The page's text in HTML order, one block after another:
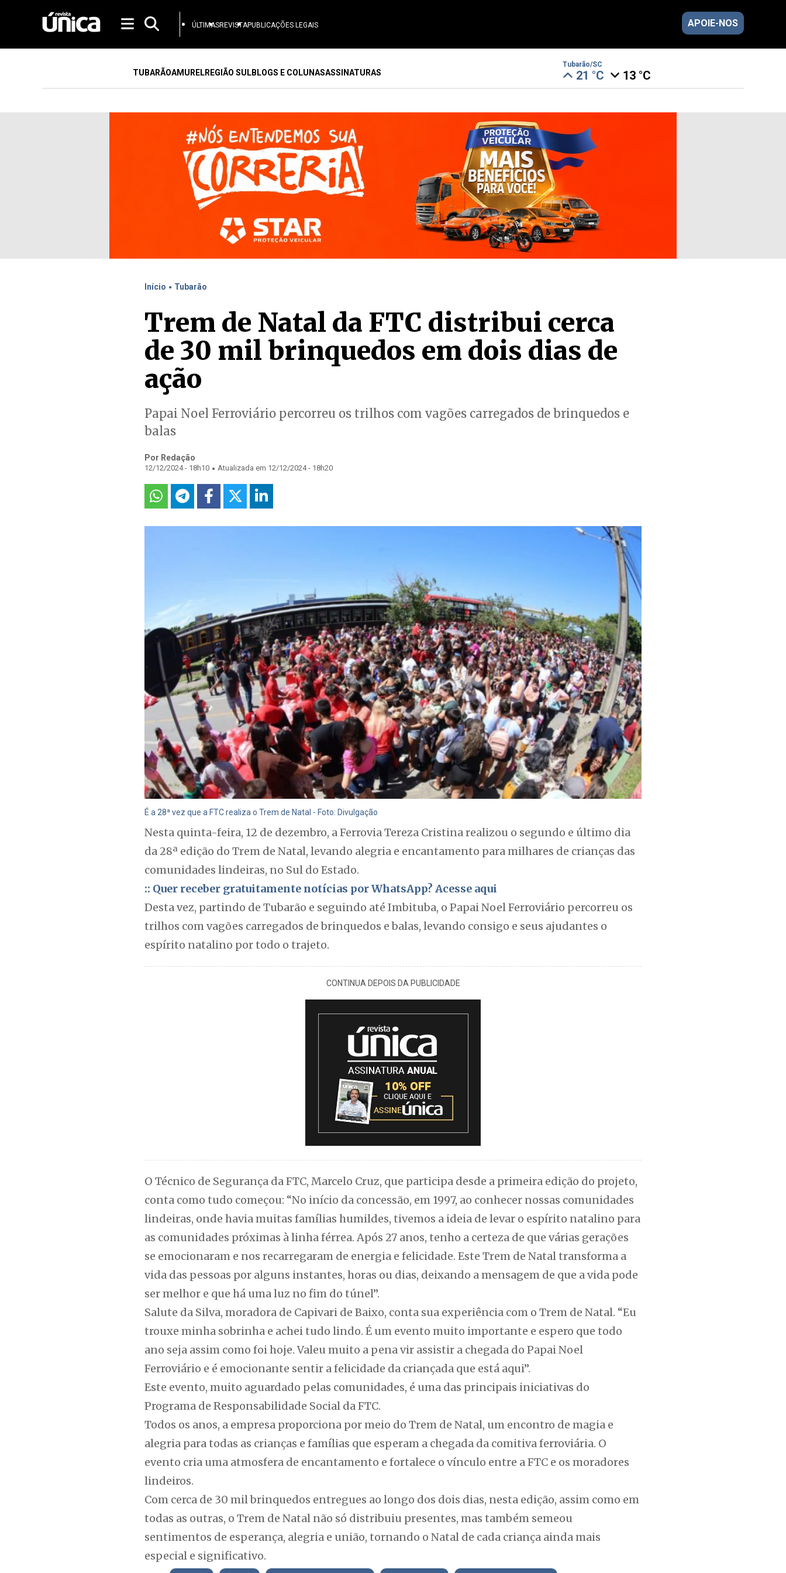
ÚLTIMASREVISTAPUBLICAÇÕES LEGAIS APOIE-NOS
TUBARÃOAMURELREGIÃO SULBLOGS E COLUNASASSINATURAS
Tubarão/SC
21 °C 13 °C
Início . Tubarão
Trem de Natal da FTC distribui cerca
de 30 mil brinquedos em dois dias de
ação
Papai Noel Ferroviário percorreu os trilhos com vagões carregados de brinquedos e
balas
Por Redação
12/12/2024 - 18h10 . Atualizada em 12/12/2024 - 18h20
É a 28ª vez que a FTC realiza o Trem de Natal - Foto: Divulgação
Nesta quinta-feira, 12 de dezembro, a Ferrovia Tereza Cristina realizou o segundo e último dia
da 28ª edição do Trem de Natal, levando alegria e encantamento para milhares de crianças das
comunidades lindeiras, no Sul do Estado.
:: Quer receber gratuitamente notícias por WhatsApp? Acesse aqui
Desta vez, partindo de Tubarão e seguindo até Imbituba, o Papai Noel Ferroviário percorreu os
trilhos com vagões carregados de brinquedos e balas, levando consigo e seus ajudantes o
espírito natalino por todo o trajeto.
CONTINUA DEPOIS DA PUBLICIDADE
O Técnico de Segurança da FTC, Marcelo Cruz, que participa desde a primeira edição do projeto,
conta como tudo começou: “No início da concessão, em 1997, ao conhecer nossas comunidades
lindeiras, onde havia muitas famílias humildes, tivemos a ideia de levar o espírito natalino para
as comunidades próximas à linha férrea. Após 27 anos, tenho a certeza de que várias gerações
se emocionaram e nos recarregaram de energia e felicidade. Este Trem de Natal transforma a
vida das pessoas por alguns instantes, horas ou dias, deixando a mensagem de que a vida pode
ser melhor e que há uma luz no fim do túnel”.
Salute da Silva, moradora de Capivari de Baixo, conta sua experiência com o Trem de Natal. “Eu
trouxe minha sobrinha e achei tudo lindo. É um evento muito importante e espero que todo
ano seja assim como foi hoje. Valeu muito a pena vir assistir a chegada do Papai Noel
Ferroviário e é emocionante sentir a felicidade da criançada que está aqui”.
Este evento, muito aguardado pelas comunidades, é uma das principais iniciativas do
Programa de Responsabilidade Social da FTC.
Todos os anos, a empresa proporciona por meio do Trem de Natal, um encontro de magia e
alegria para todas as crianças e famílias que esperam a chegada da comitiva ferroviária. O
evento cria uma atmosfera de encantamento e fortalece o vínculo entre a FTC e os moradores
lindeiros.
Com cerca de 30 mil brinquedos entregues ao longo dos dois dias, nesta edição, assim como em
todas as outras, o Trem de Natal não só distribuiu presentes, mas também semeou
sentimentos de esperança, alegria e união, tornando o Natal de cada criança ainda mais
especial e significativo.